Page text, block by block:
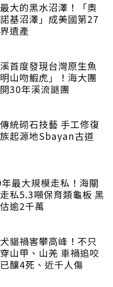
大的黑水沼澤！「奧
基沼澤」成美國第27
遺產
首度發現台灣原生魚
明山吻鰕虎」！海大團
30年溪流謎團
統砌石技藝 手工修復
起源地Sbayan古道
最大規模走私！海關
私5.3噸保育類龜板 黑
逾2千萬
貓禍害攀高峰！不只
山甲、山羌 車禍追咬
釀4死、近千人傷